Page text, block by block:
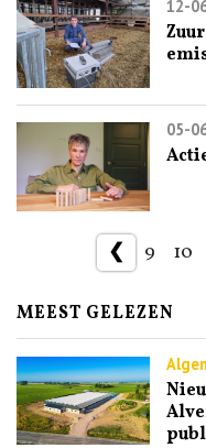
12-
05-
❮ 9 10
MEEST GELEZEN